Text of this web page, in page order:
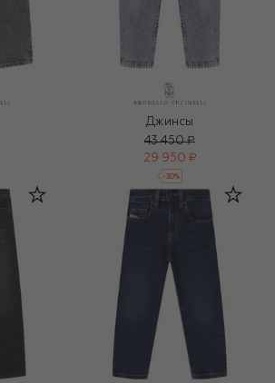
Джинсы
43 450 ₽
29 950 ₽
-30%